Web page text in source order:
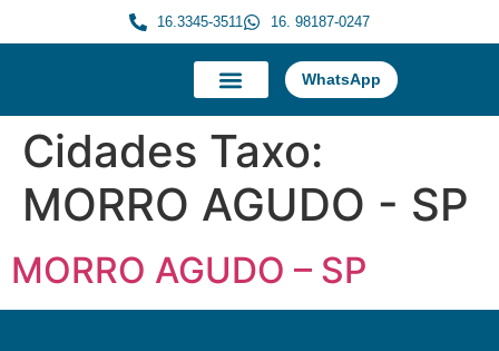
16.3345-3511 16. 98187-0247
WhatsApp
Cidades Taxo:
MORRO AGUDO - SP
MORRO AGUDO – SP